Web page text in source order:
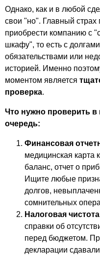
Однако, как и в любой
свои "но". Главный страх
приобрести компанию с
шкафу", то есть с
обязательствами или
историей. Именно
моментом является
проверка.
Что нужно проверить в
очередь:
Финансовая
медицинская карта
баланс, отчет о
Ищите любые
долгов,
сомнительных
Налоговая чистота
справки об
перед бюджетом.
декларации